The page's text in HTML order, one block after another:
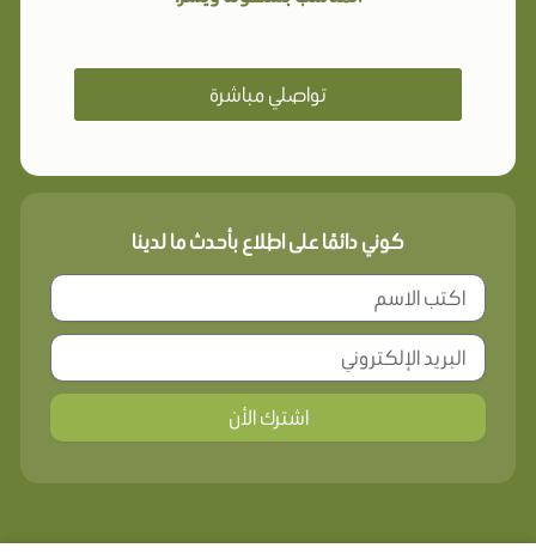
تواصلي مباشرة
كوني دائمًا على اطلاع بأحدث ما لدينا
اشترك الأن